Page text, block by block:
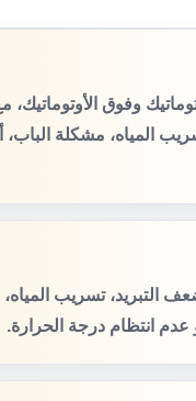
وفوق
المياه، مشكلة الباب،
تسريب المياه،
انتظام درجة الحرارة.